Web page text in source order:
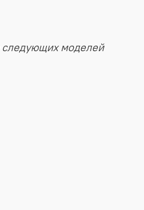
следующих моделей